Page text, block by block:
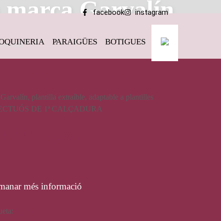
facebook instagram
PARAIGÜES BOTIGUES
marca Garvalín
plantilla extraíble, adaptable a plantilles
DE 1ª CALÇADURA
més informació